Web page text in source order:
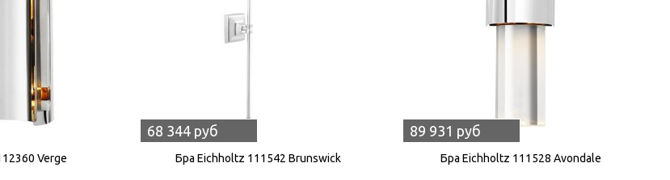
Verge
68 344 руб
Бра Eichholtz 111542 Brunswick
89 931 руб
Бра Eichholtz 111528 Avondale